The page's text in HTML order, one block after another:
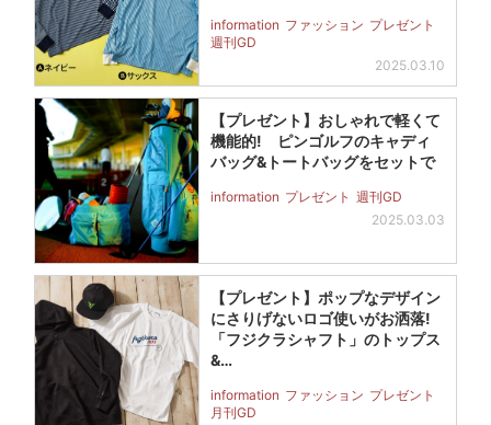
information ファッション プレゼント
週刊GD
2025.03.10
【プレゼント】おしゃれで軽くて
機能的! ピンゴルフのキャディ
バッグ&トートバッグをセットで
information プレゼント 週刊GD
2025.03.03
【プレゼント】ポップなデザイン
にさりげないロゴ使いがお洒落!
「フジクラシャフト」のトップス
&…
information ファッション プレゼント
月刊GD